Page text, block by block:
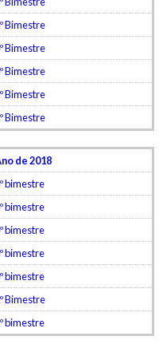
Bimestre
Bimestre
Bimestre
Bimestre
Bimestre
de 2018
bimestre
bimestre
bimestre
bimestre
bimestre
Bimestre
bimestre